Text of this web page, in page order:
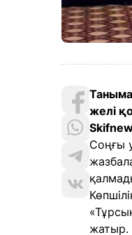
желі
Соңғы
жатыр.